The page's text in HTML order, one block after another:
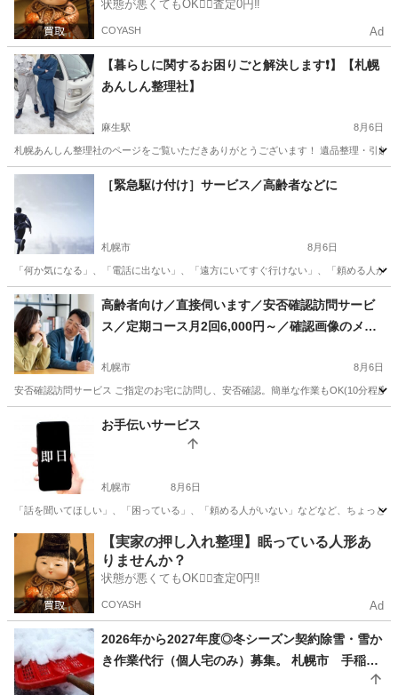
状態が悪くてもOK🙆‍♀️査定0円‼️
COYASH Ad
【暮らしに関するお困りごと解決します❗️】【札幌
あんしん整理社】
麻生駅 8月6日
札幌あんしん整理社のページをご覧いただきありがとうございます！ 遺品整理・引
北海道 札幌市 麻生駅 便利屋 無料
［緊急駆け付け］サービス／高齢者などに
札幌市 8月6日
「何か気になる」、「電話に出ない」、「遠方にいてすぐ行けない」、「頼める人
北海道 札幌市 便利屋 御用聞き
高齢者向け／直接伺います／安否確認訪問サービ
ス／定期コース月2回6,000円～／確認画像のメー
札幌市 8月6日
安否確認訪問サービス ご指定のお宅に訪問し、安否確認。簡単な作業もOK(10分程度
便利屋 月額
お手伝いサービス
札幌市 8月6日
「話を聞いてほしい」、「困っている」、「頼める人がいない」などなど、ちょっ
北海道 札幌市 便利屋 御用聞き
【実家の押し入れ整理】眠っている人形あ
りませんか？
状態が悪くてもOK🙆‍♀️査定0円‼️
COYASH Ad
2026年から2027年度◎冬シーズン契約除雪・雪か
き作業代行（個人宅のみ）募集。 札幌市 手稲
区・西区のみ（一部エリアのみ） 限定。1か月分